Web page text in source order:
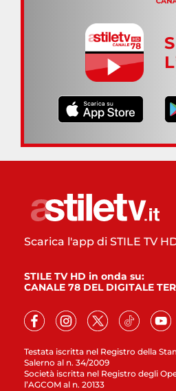
Testata iscritta nel Registro della
Salerno al n. 34/2009
Società iscritta nel Registro degli
l’AGCOM al n. 20133
Scarica l'app di STILE TV
STILE TV HD in onda su:
CANALE 78 DEL DIGITALE